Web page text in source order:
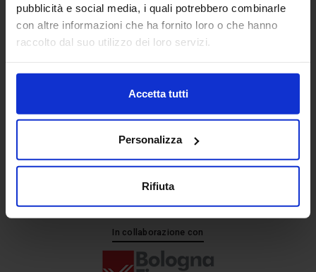
pubblicità e social media, i quali potrebbero combinarle
con altre informazioni che ha fornito loro o che hanno
raccolto dal suo utilizzo dei loro servizi.
Accetta tutti
Personalizza
Rifiuta
+ 39 051.325511
+ 39 02.332039460
In collaborazione con